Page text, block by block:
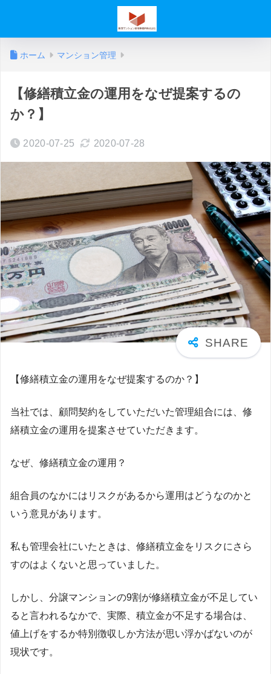
ホーム マンション管理
【修繕積立金の運用をなぜ提案するの
か？】
2020-07-25 2020-07-28
【修繕積立金の運用をなぜ提案するのか？】
当社では、顧問契約をしていただいた管理組合には、修
繕積立金の運用を提案させていただきます。
なぜ、修繕積立金の運用？
組合員のなかにはリスクがあるから運用はどうなのかと
いう意見があります。
私も管理会社にいたときは、修繕積立金をリスクにさら
すのはよくないと思っていました。
しかし、分譲マンションの9割が修繕積立金が不足してい
ると言われるなかで、実際、積立金が不足する場合は、
値上げをするか特別徴収しか方法が思い浮かばないのが
現状です。